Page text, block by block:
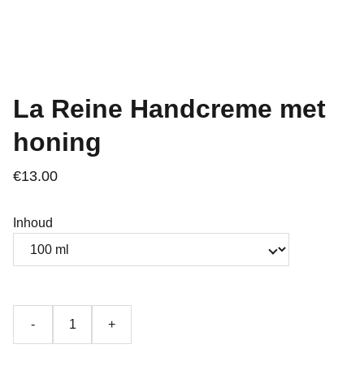
La Reine Handcreme met
honing
€13.00
Inhoud
- +